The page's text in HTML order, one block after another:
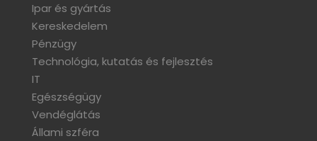
Ipar és gyártás
Kereskedelem
Pénzügy
Technológia, kutatás és fejlesztés
IT
Egészségügy
Vendéglátás
Állami szféra